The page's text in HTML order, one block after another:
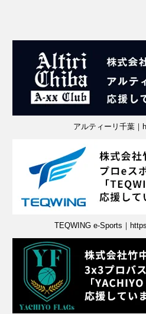
アルティーリ千葉
TEQWING e-Sports｜